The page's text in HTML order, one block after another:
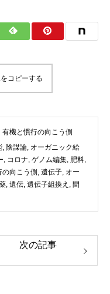
コピーする
機と慣行の向こう側
陰謀論 オーガニック給
コロナ ゲノム編集 肥料
向こう側 遺伝子 オー
遺伝 遺伝子組換え
間
次の記事